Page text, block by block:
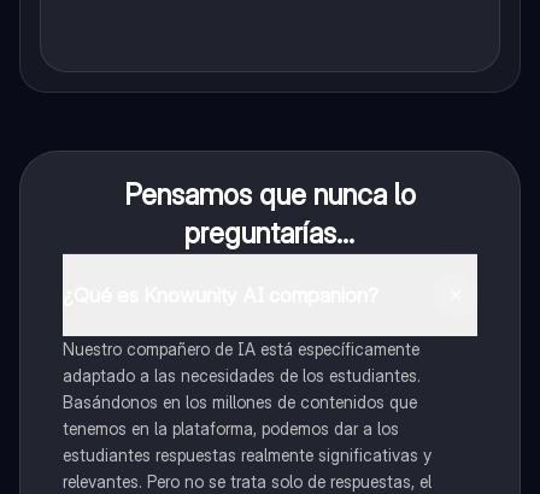
Pensamos que nunca lo
preguntarías...
Nuestro compañero de IA está específicamente
adaptado a las necesidades de los estudiantes.
Basándonos en los millones de contenidos que
tenemos en la plataforma, podemos dar a los
estudiantes respuestas realmente significativas y
relevantes. Pero no se trata solo de respuestas, el